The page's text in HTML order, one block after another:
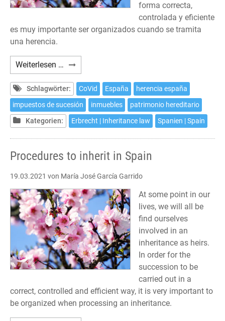
forma correcta,
controlada y eficiente
es muy importante ser organizados cuando se tramita
una herencia.
Weiterlesen … Trámites
para
heredar
en
España
Schlagwörter: CoVid España
herencia españa
impuestos de sucesión
inmuebles
patrimonio hereditario
Kategorien:
Erbrecht | Inheritance law Spanien | Spain
Procedures to inherit in Spain
19.03.2021 von María José García Garrido
At some point in our
lives, we will all be
find ourselves
involved in an
inheritance as heirs.
In order for the
succession to be
carried out in a
correct, controlled and efficient way, it is very important to
be organized when processing an inheritance.